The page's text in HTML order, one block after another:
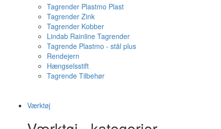
Tagrender Plastmo Plast
Tagrender Zink
Tagrender Kobber
Lindab Rainline Tagrender
Tagrende Plastmo - stål plus
Rendejern
Hængselsstift
Tagrende Tilbehør
Værktøj